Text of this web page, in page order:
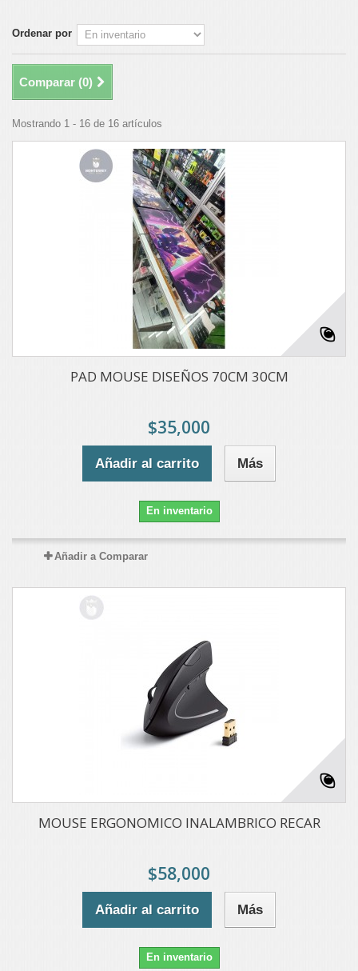
Ordenar por
Comparar (0)
Mostrando 1 - 16 de 16 artículos
PAD MOUSE DISEÑOS 70CM 30CM
$35,000
Añadir al carrito Más
En inventario
Añadir a Comparar
MOUSE ERGONOMICO INALAMBRICO RECAR
$58,000
Añadir al carrito Más
En inventario